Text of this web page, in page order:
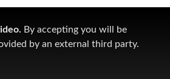
By accepting you will be
by an external third party.